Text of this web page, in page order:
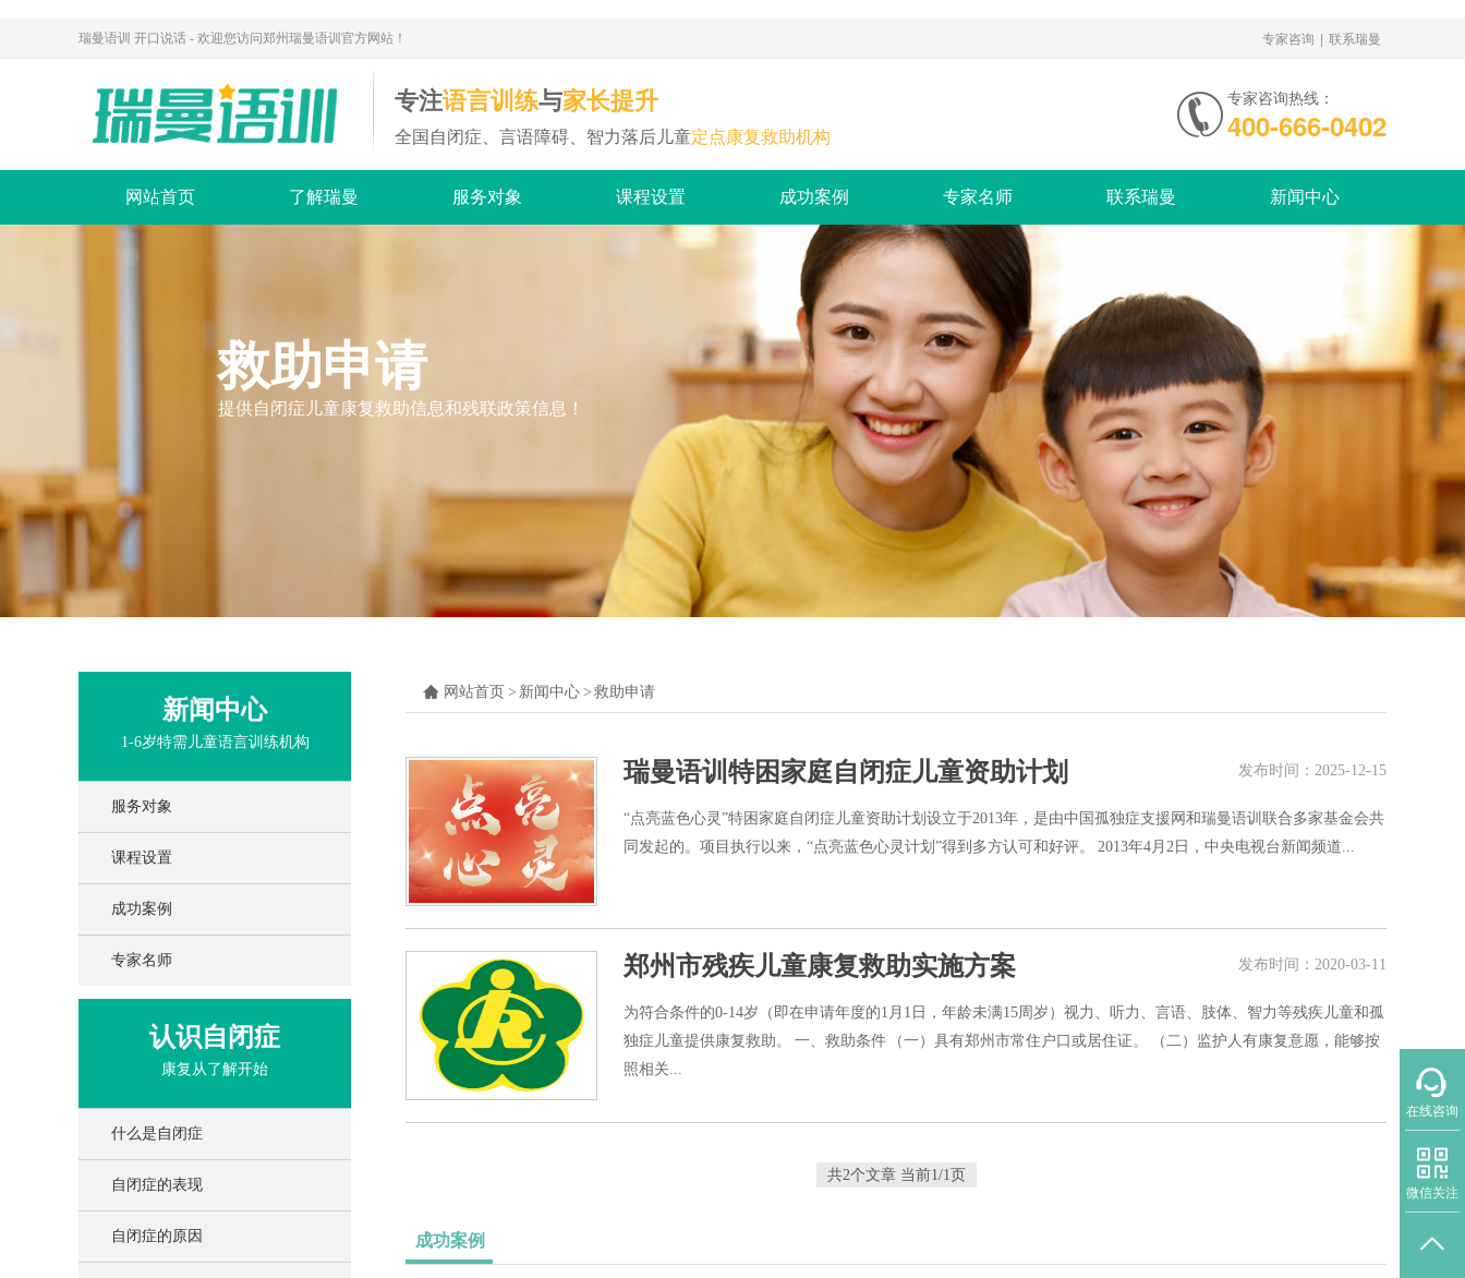
瑞曼语训 开口说话 - 欢迎您访问郑州瑞曼语训官方网站！ 专家咨询 | 联系瑞曼
专注语言训练与家长提升
全国自闭症、言语障碍、智力落后儿童定点康复救助机构
专家咨询热线：
400-666-0402
网站首页 了解瑞曼 服务对象 课程设置 成功案例 专家名师 联系瑞曼 新闻中心
救助申请
提供自闭症儿童康复救助信息和残联政策信息！
新闻中心
1-6岁特需儿童语言训练机构
服务对象
课程设置
成功案例
专家名师
认识自闭症
康复从了解开始
什么是自闭症
自闭症的表现
自闭症的原因
网站首页 > 新闻中心 > 救助申请
瑞曼语训特困家庭自闭症儿童资助计划 发布时间：2025-12-15
“点亮蓝色心灵”特困家庭自闭症儿童资助计划设立于2013年，是由中国孤独症支援网和瑞曼语训联合多家基金会共
同发起的。项目执行以来，“点亮蓝色心灵计划”得到多方认可和好评。 2013年4月2日，中央电视台新闻频道...
郑州市残疾儿童康复救助实施方案 发布时间：2020-03-11
为符合条件的0-14岁（即在申请年度的1月1日，年龄未满15周岁）视力、听力、言语、肢体、智力等残疾儿童和孤
独症儿童提供康复救助。 一、救助条件 （一）具有郑州市常住户口或居住证。 （二）监护人有康复意愿，能够按
照相关...
共2个文章 当前1/1页
成功案例
在线咨询
微信关注